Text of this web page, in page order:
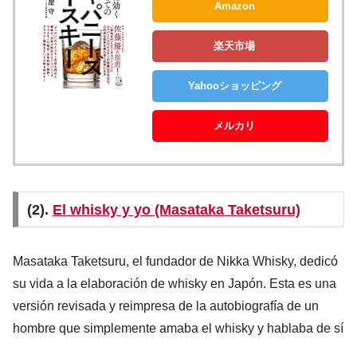
Amazon
楽天市場
Yahooショッピング
メルカリ
(2). El whisky y yo (Masataka Taketsuru)
Masataka Taketsuru, el fundador de Nikka Whisky, dedicó
su vida a la elaboración de whisky en Japón. Esta es una
versión revisada y reimpresa de la autobiografía de un
hombre que simplemente amaba el whisky y hablaba de sí